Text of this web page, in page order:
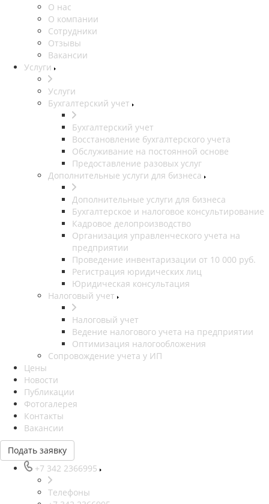
О нас
О компании
Сотрудники
Отзывы
Вакансии
Услуги
Услуги
Бухгалтерский учет
Бухгалтерский учет
Восстановление бухгалтерского учета
Обслуживание на постоянной основе
Предоставление разовых услуг
Дополнительные услуги для бизнеса
Дополнительные услуги для бизнеса
Бухгалтерское и налоговое консультирование
Кадровое делопроизводство
Организация управленческого учета на
предприятии
Проведение инвентаризации от 10 000 руб.
Регистрация юридических лиц
Юридическая консультация
Налоговый учет
Налоговый учет
Ведение налогового учета на предприятии
Оптимизация налогообложения
Сопровождение учета у ИП
Цены
Новости
Публикации
Фотогалерея
Контакты
Вакансии
Подать заявку
+7 342 2366995
Телефоны